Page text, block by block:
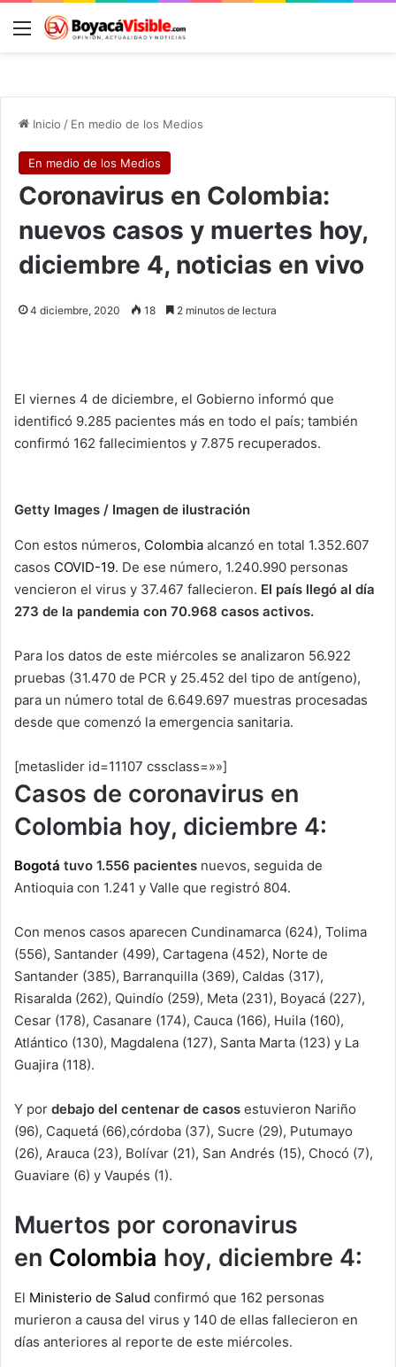
Menú
Inicio / En medio de los Medios
En medio de los Medios
Coronavirus en Colombia:
nuevos casos y muertes hoy,
diciembre 4, noticias en vivo
4 diciembre, 2020 18 2 minutos de lectura
El viernes 4 de diciembre, el Gobierno informó que
identificó 9.285 pacientes más en todo el país; también
confirmó 162 fallecimientos y 7.875 recuperados.
Getty Images / Imagen de ilustración
Con estos números, Colombia alcanzó en total 1.352.607
casos COVID-19. De ese número, 1.240.990 personas
vencieron el virus y 37.467 fallecieron. El país llegó al día
273 de la pandemia con 70.968 casos activos.
Para los datos de este miércoles se analizaron 56.922
pruebas (31.470 de PCR y 25.452 del tipo de antígeno),
para un número total de 6.649.697 muestras procesadas
desde que comenzó la emergencia sanitaria.
[metaslider id=11107 cssclass=»»]
Casos de coronavirus en
Colombia hoy, diciembre 4:
Bogotá tuvo 1.556 pacientes nuevos, seguida de
Antioquia con 1.241 y Valle que registró 804.
Con menos casos aparecen Cundinamarca (624), Tolima
(556), Santander (499), Cartagena (452), Norte de
Santander (385), Barranquilla (369), Caldas (317),
Risaralda (262), Quindío (259), Meta (231), Boyacá (227),
Cesar (178), Casanare (174), Cauca (166), Huila (160),
Atlántico (130), Magdalena (127), Santa Marta (123) y La
Guajira (118).
Y por debajo del centenar de casos estuvieron Nariño
(96), Caquetá (66),córdoba (37), Sucre (29), Putumayo
(26), Arauca (23), Bolívar (21), San Andrés (15), Chocó (7),
Guaviare (6) y Vaupés (1).
Muertos por coronavirus
en Colombia hoy, diciembre 4:
El Ministerio de Salud confirmó que 162 personas
murieron a causa del virus y 140 de ellas fallecieron en
días anteriores al reporte de este miércoles.